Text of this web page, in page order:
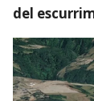
del